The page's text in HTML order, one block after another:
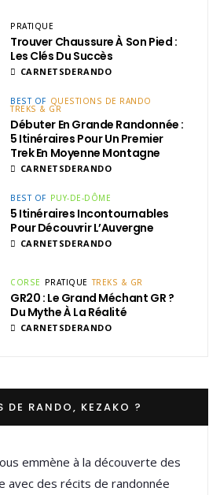
PRATIQUE
Trouver Chaussure À Son Pied :
Les Clés Du Succès
CARNETSDERANDO
BEST OF QUESTIONS DE RANDO
TREKS & GR
Débuter En Grande Randonnée :
5 Itinéraires Pour Un Premier
Trek En Moyenne Montagne
CARNETSDERANDO
BEST OF PUY-DE-DÔME
5 Itinéraires Incontournables
Pour Découvrir L’Auvergne
CARNETSDERANDO
CORSE PRATIQUE TREKS & GR
GR20 : Le Grand Méchant GR ?
Du Mythe À La Réalité
CARNETSDERANDO
DE RANDO, KEZAKO ?
emmène à la découverte des
avec des récits de randonnée